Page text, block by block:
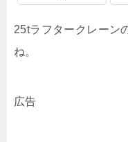
25tラフタークレーン
ね。
広告